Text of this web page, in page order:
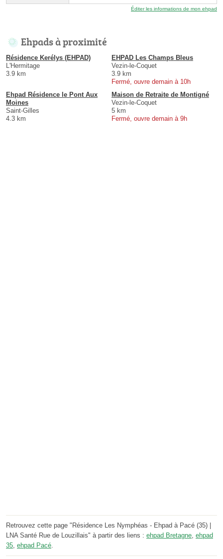
Éditer les informations de mon ehpad
Ehpads à proximité
Résidence Kerélys (EHPAD)
L'Hermitage
3.9 km
EHPAD Les Champs Bleus
Vezin-le-Coquet
3.9 km
Fermé, ouvre demain à 10h
Ehpad Résidence le Pont Aux
Moines
Saint-Gilles
4.3 km
Maison de Retraite de Montigné
Vezin-le-Coquet
5 km
Fermé, ouvre demain à 9h
Retrouvez cette page "Résidence Les Nymphéas - Ehpad à Pacé (35) |
LNA Santé Rue de Louzillais" à partir des liens : ehpad Bretagne ehpad
35 ehpad Pacé